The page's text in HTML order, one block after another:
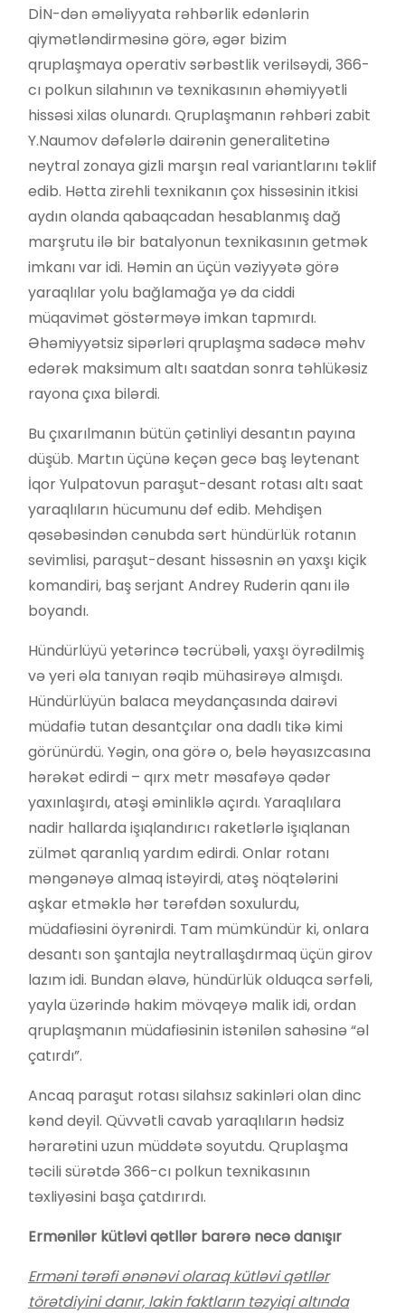
DİN-dən əməliyyata rəhbərlik edənlərin
qiymətləndirməsinə görə, əgər bizim
qruplaşmaya operativ sərbəstlik verilsəydi, 366-
cı polkun silahının və texnikasının əhəmiyyətli
hissəsi xilas olunardı. Qruplaşmanın rəhbəri zabit
Y.Naumov dəfələrlə dairənin generalitetinə
neytral zonaya gizli marşın real variantlarını təklif
edib. Hətta zirehli texnikanın çox hissəsinin itkisi
aydın olanda qabaqcadan hesablanmış dağ
marşrutu ilə bir batalyonun texnikasının getmək
imkanı var idi. Həmin an üçün vəziyyətə görə
yaraqlılar yolu bağlamağa yə da ciddi
müqavimət göstərməyə imkan tapmırdı.
Əhəmiyyətsiz sipərləri qruplaşma sadəcə məhv
edərək maksimum altı saatdan sonra təhlükəsiz
rayona çıxa bilərdi.
Bu çıxarılmanın bütün çətinliyi desantın payına
düşüb. Martın üçünə keçən gecə baş leytenant
İqor Yulpatovun paraşut-desant rotası altı saat
yaraqlıların hücumunu dəf edib. Mehdişen
qəsəbəsindən cənubda sərt hündürlük rotanın
sevimlisi, paraşut-desant hissəsnin ən yaxşı kiçik
komandiri, baş serjant Andrey Ruderin qanı ilə
boyandı.
Hündürlüyü yetərincə təcrübəli, yaxşı öyrədilmiş
və yeri əla tanıyan rəqib mühasirəyə almışdı.
Hündürlüyün balaca meydançasında dairəvi
müdafiə tutan desantçılar ona dadlı tikə kimi
görünürdü. Yəgin, ona görə o, belə həyasızcasına
hərəkət edirdi – qırx metr məsafəyə qədər
yaxınlaşırdı, atəşi əminliklə açırdı. Yaraqlılara
nadir hallarda işıqlandırıcı raketlərlə işıqlanan
zülmət qaranlıq yardım edirdi. Onlar rotanı
məngənəyə almaq istəyirdi, atəş nöqtələrini
aşkar etməklə hər tərəfdən soxulurdu,
müdafiəsini öyrənirdi. Tam mümkündür ki, onlara
desantı son şantajla neytrallaşdırmaq üçün girov
lazım idi. Bundan əlavə, hündürlük olduqca sərfəli,
yayla üzərində hakim mövqeyə malik idi, ordan
qruplaşmanın müdafiəsinin istənilən sahəsinə “əl
çatırdı”.
Ancaq paraşut rotası silahsız sakinləri olan dinc
kənd deyil. Qüvvətli cavab yaraqlıların hədsiz
hərarətini uzun müddətə soyutdu. Qruplaşma
təcili sürətdə 366-cı polkun texnikasının
təxliyəsini başa çatdırırdı.
Ermənilər kütləvi qətllər barərə necə danışır
Erməni tərəfi ənənəvi olaraq kütləvi qətllər
törətdiyini danır, lakin faktların təzyiqi altında